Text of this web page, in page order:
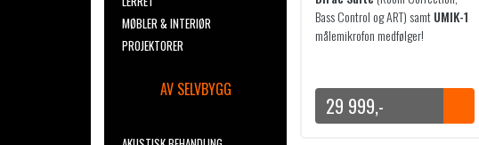
MØBLER & INTERIØR
PROJEKTORER
AV SELVBYGG
Bass Control og ART) samtUMIK-1
målemikrofon medfølger!
29 999,-